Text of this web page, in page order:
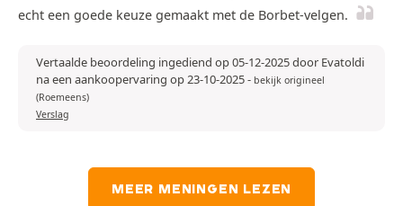
echt een goede keuze gemaakt met de Borbet-velgen.
Vertaalde beoordeling ingediend op 05-12-2025 door Evatoldi
na een aankoopervaring op 23-10-2025- bekijk origineel
(Roemeens)
Verslag
MEER MENINGEN LEZEN